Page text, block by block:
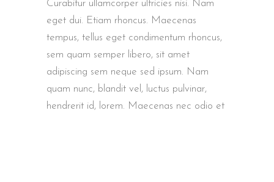
Curabitur ullamcorper ultricies nisi. Nam
eget dui. Etiam rhoncus. Maecenas
tempus, tellus eget condimentum rhoncus,
sem quam semper libero, sit amet
adipiscing sem neque sed ipsum. Nam
quam nunc, blandit vel, luctus pulvinar,
hendrerit id, lorem. Maecenas nec odio et